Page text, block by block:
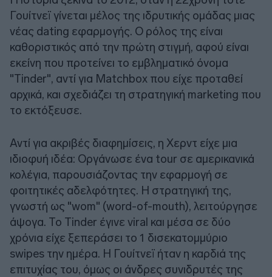
Γουίτνεϊ γίνεται μέλος της ιδρυτικής ομάδας μιας
νέας dating εφαρμογής. Ο ρόλος της είναι
καθοριστικός από την πρώτη στιγμή, αφού είναι
εκείνη που προτείνει το εμβληματικό όνομα
"Tinder", αντί για Matchbox που είχε προταθεί
αρχικά, και σχεδιάζει τη στρατηγική marketing που
το εκτόξευσε.
Αντί για ακριβές διαφημίσεις, η Χερντ είχε μια
ιδιοφυή ιδέα: Οργάνωσε ένα tour σε αμερικανικά
κολέγια, παρουσιάζοντας την εφαρμογή σε
φοιτητικές αδελφότητες. Η στρατηγική της,
γνωστή ως "wom" (word-of-mouth), λειτούργησε
άψογα. Το Tinder έγινε viral και μέσα σε δύο
χρόνια είχε ξεπεράσει το 1 δισεκατομμύριο
swipes την ημέρα. Η Γουίτνεϊ ήταν η καρδιά της
επιτυχίας του, όμως οι άνδρες συνιδρυτές της